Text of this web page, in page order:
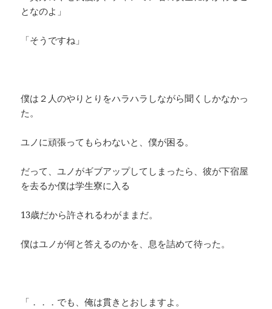
となのよ」
「そうですね」
僕は２人のやりとりをハラハラしながら聞くしかなかっ
た。
ユノに頑張ってもらわないと、僕が困る。
だって、ユノがギブアップしてしまったら、彼が下宿屋
を去るか僕は学生寮に入る
13歳だから許されるわがままだ。
僕はユノが何と答えるのかを、息を詰めて待った。
「．．．でも、俺は貫きとおしますよ。